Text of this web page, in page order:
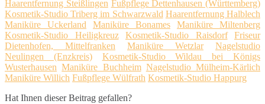
Haarentfernung Steißlingen Fußpflege Dettenhausen (Württemberg)
Kosmetik-Studio Triberg im Schwarzwald Haarentfernung Halblech
Maniküre Uckerland
Maniküre Bonames
Maniküre Miltenberg
Kosmetik-Studio Heiligkreuz
Kosmetik-Studio Raisdorf
Friseur
Dietenhofen, Mittelfranken
Maniküre Wetzlar
Nagelstudio
Neulingen (Enzkreis)
Kosmetik-Studio Wildau bei Königs
Wusterhausen Maniküre Buchheim Nagelstudio Mülheim-Kärlich
Maniküre Willich Fußpflege Wülfrath Kosmetik-Studio Happurg
Hat Ihnen dieser Beitrag gefallen?